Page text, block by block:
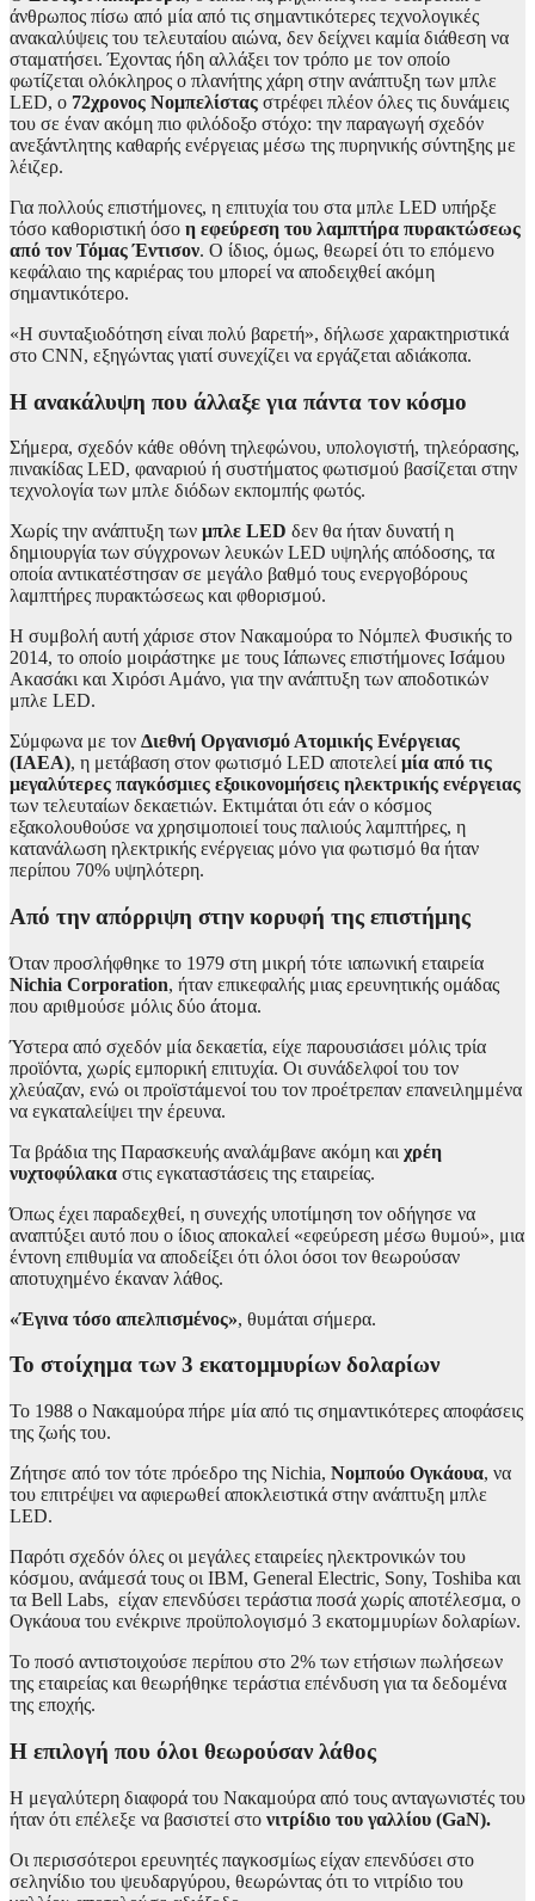
άνθρωπος πίσω από μία από τις σημαντικότερες τεχνολογικές
ανακαλύψεις του τελευταίου αιώνα, δεν δείχνει καμία διάθεση να
σταματήσει. Έχοντας ήδη αλλάξει τον τρόπο με τον οποίο
φωτίζεται ολόκληρος ο πλανήτης χάρη στην ανάπτυξη των μπλε
LED, ο 72χρονος Νομπελίστας στρέφει πλέον όλες τις δυνάμεις
του σε έναν ακόμη πιο φιλόδοξο στόχο: την παραγωγή σχεδόν
ανεξάντλητης καθαρής ενέργειας μέσω της πυρηνικής σύντηξης με
λέιζερ.
Για πολλούς επιστήμονες, η επιτυχία του στα μπλε LED υπήρξε
τόσο καθοριστική όσο η εφεύρεση του λαμπτήρα πυρακτώσεως
από τον Τόμας Έντισον. Ο ίδιος, όμως, θεωρεί ότι το επόμενο
κεφάλαιο της καριέρας του μπορεί να αποδειχθεί ακόμη
σημαντικότερο.
«Η συνταξιοδότηση είναι πολύ βαρετή», δήλωσε χαρακτηριστικά
στο CNN, εξηγώντας γιατί συνεχίζει να εργάζεται αδιάκοπα.
Η ανακάλυψη που άλλαξε για πάντα τον κόσμο
Σήμερα, σχεδόν κάθε οθόνη τηλεφώνου, υπολογιστή, τηλεόρασης,
πινακίδας LED, φαναριού ή συστήματος φωτισμού βασίζεται στην
τεχνολογία των μπλε διόδων εκπομπής φωτός.
Χωρίς την ανάπτυξη των μπλε LED δεν θα ήταν δυνατή η
δημιουργία των σύγχρονων λευκών LED υψηλής απόδοσης, τα
οποία αντικατέστησαν σε μεγάλο βαθμό τους ενεργοβόρους
λαμπτήρες πυρακτώσεως και φθορισμού.
Η συμβολή αυτή χάρισε στον Νακαμούρα το Νόμπελ Φυσικής το
2014, το οποίο μοιράστηκε με τους Ιάπωνες επιστήμονες Ισάμου
Ακασάκι και Χιρόσι Αμάνο, για την ανάπτυξη των αποδοτικών
μπλε LED.
Σύμφωνα με τον Διεθνή Οργανισμό Ατομικής Ενέργειας
(IAEA), η μετάβαση στον φωτισμό LED αποτελεί μία από τις
μεγαλύτερες παγκόσμιες εξοικονομήσεις ηλεκτρικής ενέργειας
των τελευταίων δεκαετιών. Εκτιμάται ότι εάν ο κόσμος
εξακολουθούσε να χρησιμοποιεί τους παλιούς λαμπτήρες, η
κατανάλωση ηλεκτρικής ενέργειας μόνο για φωτισμό θα ήταν
περίπου 70% υψηλότερη.
Από την απόρριψη στην κορυφή της επιστήμης
Όταν προσλήφθηκε το 1979 στη μικρή τότε ιαπωνική εταιρεία
Nichia Corporation, ήταν επικεφαλής μιας ερευνητικής ομάδας
που αριθμούσε μόλις δύο άτομα.
Ύστερα από σχεδόν μία δεκαετία, είχε παρουσιάσει μόλις τρία
προϊόντα, χωρίς εμπορική επιτυχία. Οι συνάδελφοί του τον
χλεύαζαν, ενώ οι προϊστάμενοί του τον προέτρεπαν επανειλημμένα
να εγκαταλείψει την έρευνα.
Τα βράδια της Παρασκευής αναλάμβανε ακόμη και χρέη
νυχτοφύλακα στις εγκαταστάσεις της εταιρείας.
Όπως έχει παραδεχθεί, η συνεχής υποτίμηση τον οδήγησε να
αναπτύξει αυτό που ο ίδιος αποκαλεί «εφεύρεση μέσω θυμού», μια
έντονη επιθυμία να αποδείξει ότι όλοι όσοι τον θεωρούσαν
αποτυχημένο έκαναν λάθος.
«Έγινα τόσο απελπισμένος», θυμάται σήμερα.
Το στοίχημα των 3 εκατομμυρίων δολαρίων
Το 1988 ο Νακαμούρα πήρε μία από τις σημαντικότερες αποφάσεις
της ζωής του.
Ζήτησε από τον τότε πρόεδρο της Nichia, Νομπούο Ογκάουα, να
του επιτρέψει να αφιερωθεί αποκλειστικά στην ανάπτυξη μπλε
LED.
Παρότι σχεδόν όλες οι μεγάλες εταιρείες ηλεκτρονικών του
κόσμου, ανάμεσά τους οι IBM, General Electric, Sony, Toshiba και
τα Bell Labs, είχαν επενδύσει τεράστια ποσά χωρίς αποτέλεσμα, ο
Ογκάουα του ενέκρινε προϋπολογισμό 3 εκατομμυρίων δολαρίων.
Το ποσό αντιστοιχούσε περίπου στο 2% των ετήσιων πωλήσεων
της εταιρείας και θεωρήθηκε τεράστια επένδυση για τα δεδομένα
της εποχής.
Η επιλογή που όλοι θεωρούσαν λάθος
Η μεγαλύτερη διαφορά του Νακαμούρα από τους ανταγωνιστές του
ήταν ότι επέλεξε να βασιστεί στο νιτρίδιο του γαλλίου (GaN).
Οι περισσότεροι ερευνητές παγκοσμίως είχαν επενδύσει στο
σεληνίδιο του ψευδαργύρου, θεωρώντας ότι το νιτρίδιο του